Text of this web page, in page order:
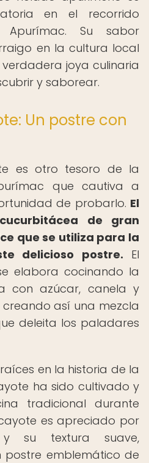
en el recorrido
Apurímac. Su sabor
en la cultura local
joya culinaria
y saborear.
Un postre con
es otro tesoro de la
que cautiva a
de probarlo. El
de gran
que se utiliza para la
delicioso postre. El
elabora cocinando la
con azúcar, canela y
así una mezcla
deleita los paladares
en la historia de la
ha sido cultivado y
tradicional durante
es apreciado por
su textura suave,
postre emblemático de